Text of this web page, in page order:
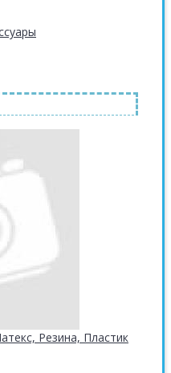
Резина, Пластик